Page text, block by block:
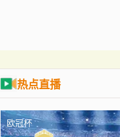
热点直播
欧冠杯